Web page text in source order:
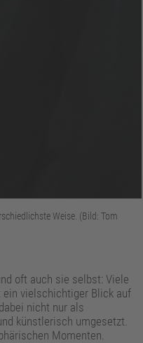
Weise. (Bild: Tom
oft auch sie selbst: Viele
ein vielschichtiger Blick auf
nicht nur als
künstlerisch umgesetzt.
Momenten.